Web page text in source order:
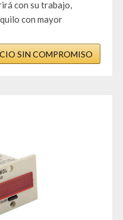
con su trabajo,
con mayor
SIN COMPROMISO